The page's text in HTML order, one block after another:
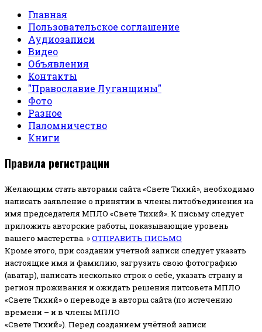
Главная
Пользовательское соглашение
Аудиозаписи
Видео
Объявления
Контакты
"Православие Луганщины"
Фото
Разное
Паломничество
Книги
Правила регистрации
Желающим стать авторами сайта «Свете Тихий», необходимо
написать заявление о принятии в члены литобъединения на
имя председателя МПЛО «Свете Тихий». К письму следует
приложить авторские работы, показывающие уровень
вашего мастерства. »ОТПРАВИТЬ ПИСЬМО
Кроме этого, при создании учетной записи следует указать
настоящие имя и фамилию, загрузить свою фотографию
(аватар), написать несколько строк о себе, указать страну и
регион проживания и ожидать решения литсовета МПЛО
«Свете Тихий» о переводе в авторы сайта (по истечению
времени – и в члены МПЛО
«Свете Тихий»). Перед созданием учётной записи